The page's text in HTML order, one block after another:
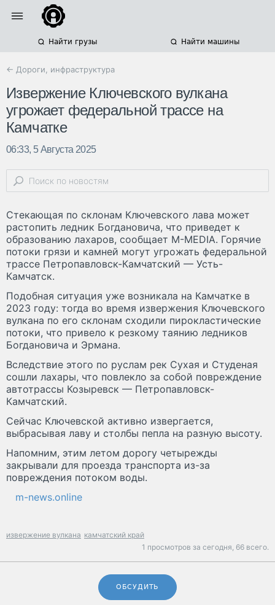
Найти грузы Найти машины
← Дороги, инфраструктура
Извержение Ключевского вулкана
угрожает федеральной трассе на
Камчатке
06:33, 5 Августа 2025
Стекающая по склонам Ключевского лава может
растопить ледник Богдановича, что приведет к
образованию лахаров, сообщает M-MEDIA. Горячие
потоки грязи и камней могут угрожать федеральной
трассе Петропавловск-Камчатский — Усть-
Камчатск.
Подобная ситуация уже возникала на Камчатке в
2023 году: тогда во время извержения Ключевского
вулкана по его склонам сходили пирокластические
потоки, что привело к резкому таянию ледников
Богдановича и Эрмана.
Вследствие этого по руслам рек Сухая и Студеная
сошли лахары, что повлекло за собой повреждение
автотрассы Козыревск — Петропавловск-
Камчатский.
Сейчас Ключевской активно извергается,
выбрасывая лаву и столбы пепла на разную высоту.
Напомним, этим летом дорогу четырежды
закрывали для проезда транспорта из-за
повреждения потоком воды.
m-news.online
извержение вулкана камчатский край
1 просмотров за сегодня, 66 всего.
ОБСУДИТЬ